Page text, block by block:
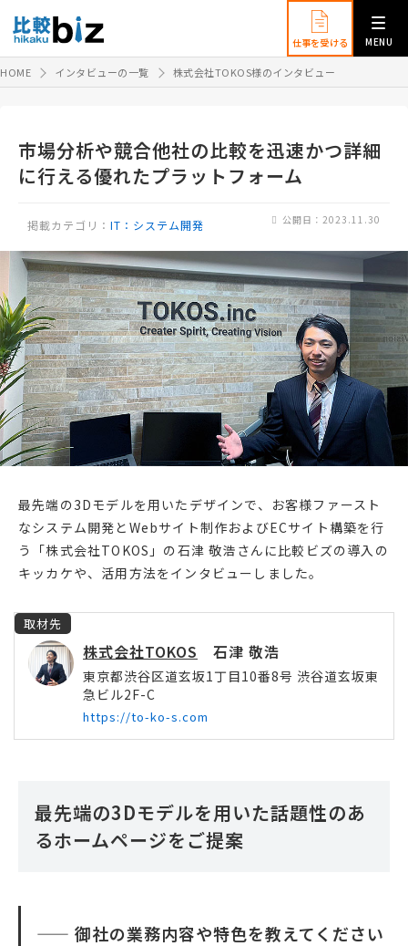
仕事を受ける MENU
HOME インタビューの一覧 株式会社TOKOS様のインタビュー
市場分析や競合他社の比較を迅速かつ詳細
に行える優れたプラットフォーム
公開日：2023.11.30
掲載カテゴリ： IT：システム開発
最先端の3Dモデルを用いたデザインで、お客様ファースト
なシステム開発とWebサイト制作およびECサイト構築を行
う「株式会社TOKOS」の石津 敬浩さんに比較ビズの導入の
キッカケや、活用方法をインタビューしました。
取材先
株式会社TOKOS 石津 敬浩
東京都渋谷区道玄坂1丁目10番8号 渋谷道玄坂東
急ビル2F-C
https://to-ko-s.com
最先端の3Dモデルを用いた話題性のあ
るホームページをご提案
—— 御社の業務内容や特色を教えてください